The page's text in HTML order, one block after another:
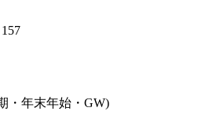
・年末年始・GW)